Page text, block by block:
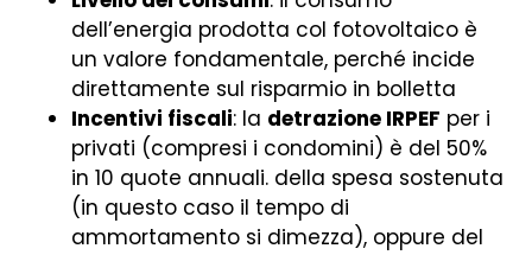
dell’energia prodotta col fotovoltaico è
un valore fondamentale, perché incide
direttamente sul risparmio in bolletta
Incentivi fiscali: la detrazione IRPEF per i
privati (compresi i condomini) è del 50%
in 10 quote annuali. della spesa sostenuta
(in questo caso il tempo di
ammortamento si dimezza), oppure del